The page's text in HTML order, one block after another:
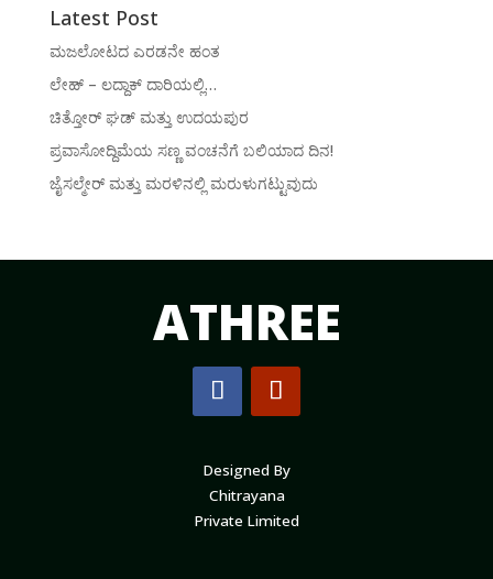
Latest Post
ಮಜಲೋಟದ ಎರಡನೇ ಹಂತ
ಲೇಹ್ – ಲದ್ದಾಕ್ ದಾರಿಯಲ್ಲಿ…
ಚಿತ್ತೋರ್ ಘಡ್ ಮತ್ತು ಉದಯಪುರ
ಪ್ರವಾಸೋದ್ದಿಮೆಯ ಸಣ್ಣ ವಂಚನೆಗೆ ಬಲಿಯಾದ ದಿನ!
ಜೈಸಲ್ಮೇರ್ ಮತ್ತು ಮರಳಿನಲ್ಲಿ ಮರುಳುಗಟ್ಟುವುದು
ATHREE
Designed By
Chitrayana
Private Limited